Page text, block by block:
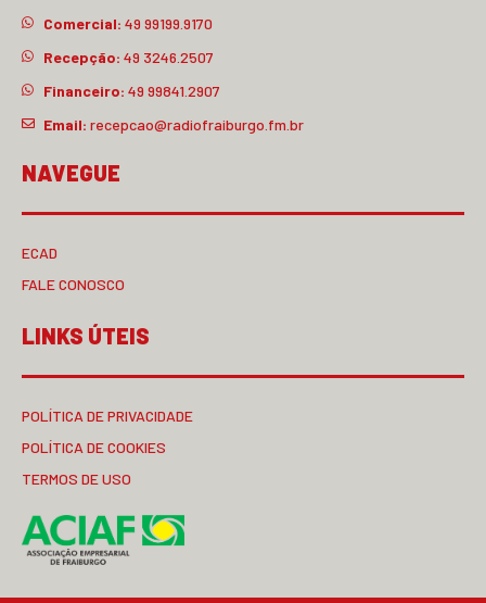
Comercial: 49 99199.9170
Recepção: 49 3246.2507
Financeiro: 49 99841.2907
Email: recepcao@radiofraiburgo.fm.br
NAVEGUE
ECAD
FALE CONOSCO
LINKS ÚTEIS
POLÍTICA DE PRIVACIDADE
POLÍTICA DE COOKIES
TERMOS DE USO